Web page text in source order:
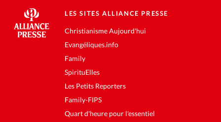
LES SITES ALLIANCE PRESSE
Christianisme Aujourd'hui
Evangéliques.info
Family
SpirituElles
Les Petits Reporters
Family-FIPS
Quart d'heure pour l'essentiel